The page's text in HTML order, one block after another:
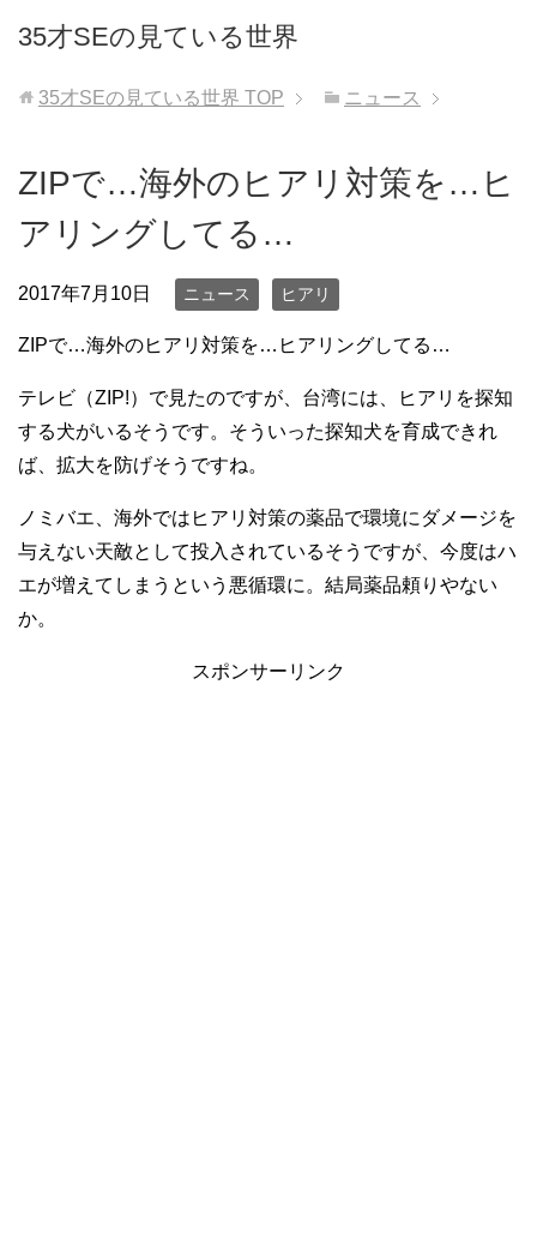
35才SEの見ている世界
35才SEの見ている世界 TOP ニュース
ZIPで…海外のヒアリ対策を…ヒ
アリングしてる…
2017年7月10日 ニュース ヒアリ
ZIPで…海外のヒアリ対策を…ヒアリングしてる…
テレビ（ZIP!）で見たのですが、台湾には、ヒアリを探知
する犬がいるそうです。そういった探知犬を育成できれ
ば、拡大を防げそうですね。
ノミバエ、海外ではヒアリ対策の薬品で環境にダメージを
与えない天敵として投入されているそうですが、今度はハ
エが増えてしまうという悪循環に。結局薬品頼りやない
か。
スポンサーリンク